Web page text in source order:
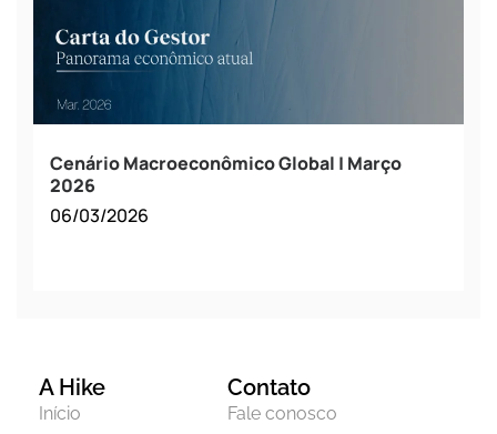
Cenário Macroeconômico Global | Março
2026
06/03/2026
A Hike
Início
Contato
Fale conosco